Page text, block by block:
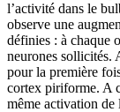
l’activité dans le
observe une
définies : à chaque
neurones sollicités.
pour la première
cortex piriforme. A
même activation de